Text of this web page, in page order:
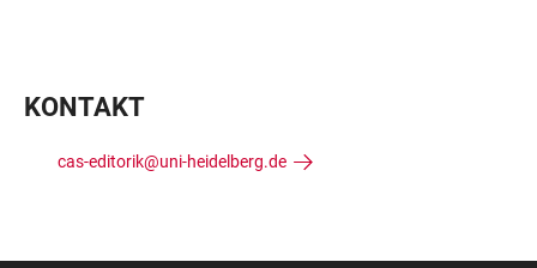
KONTAKT
cas-editorik@uni-heidelberg.de